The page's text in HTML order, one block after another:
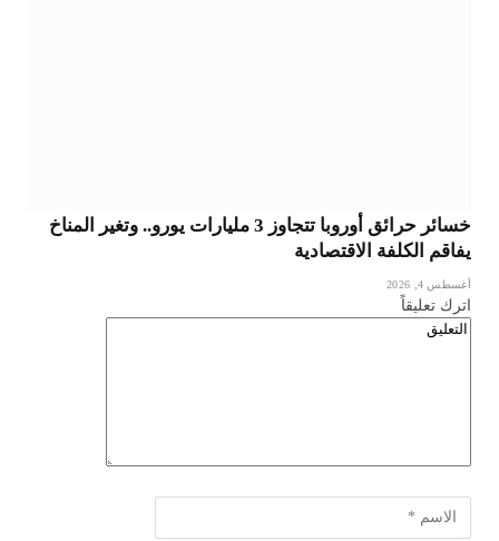
خسائر حرائق أوروبا تتجاوز 3 مليارات يورو.. وتغير المناخ
يفاقم الكلفة الاقتصادية
أغسطس 4, 2026
اترك تعليقاً